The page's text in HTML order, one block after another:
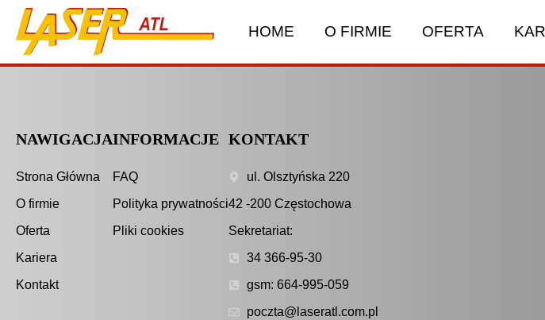
HOME O FIRMIE OFERTA
NAWIGACJA
Strona Główna
O firmie
Oferta
Kariera
Kontakt
INFORMACJE
FAQ
Polityka prywatności
Pliki cookies
KONTAKT
ul. Olsztyńska 220
42 -200 Częstochowa
Sekretariat:
34 366-95-30
gsm: 664-995-059
poczta@laseratl.com.pl